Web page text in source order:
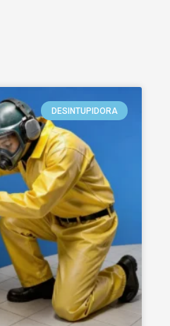
DESINTUPIDORA